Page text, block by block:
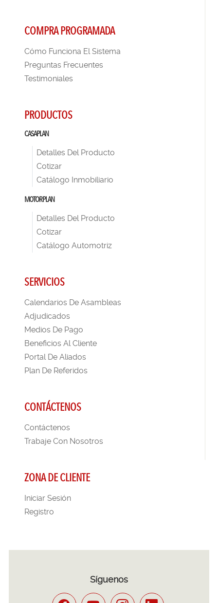
COMPRA PROGRAMADA
Cómo Funciona El Sistema
Preguntas Frecuentes
Testimoniales
PRODUCTOS
CASAPLAN
Detalles Del Producto
Cotizar
Catálogo Inmobiliario
MOTORPLAN
Detalles Del Producto
Cotizar
Catálogo Automotriz
SERVICIOS
Calendarios De Asambleas
Adjudicados
Medios De Pago
Beneficios Al Cliente
Portal De Aliados
Plan De Referidos
CONTÁCTENOS
Contáctenos
Trabaje Con Nosotros
ZONA DE CLIENTE
Iniciar Sesión
Registro
Síguenos